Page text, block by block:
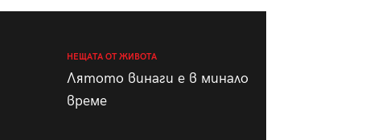
НЕЩАТА ОТ ЖИВОТА
Лятото винаги е в минало
време